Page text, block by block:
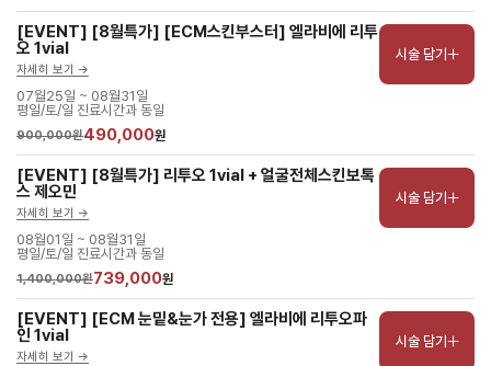
[EVENT] [8월특가] [ECM스킨부스터] 엘라비에 리투
오 1vial
자세히 보기 ->
07월25일 ~ 08월31일
평일/토/일 진료시간과 동일
900,000원490,000원
시술 담기
[EVENT] [8월특가] 리투오 1vial + 얼굴전체스킨보톡
스 제오민
자세히 보기 ->
08월01일 ~ 08월31일
평일/토/일 진료시간과 동일
1,400,000원739,000원
시술 담기
[EVENT] [ECM 눈밑&눈가 전용] 엘라비에 리투오파
인 1vial
자세히 보기 ->
시술 담기